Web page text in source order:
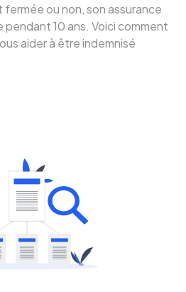
ou non, son assurance
10 ans. Voici comment
aider à être indemnisé